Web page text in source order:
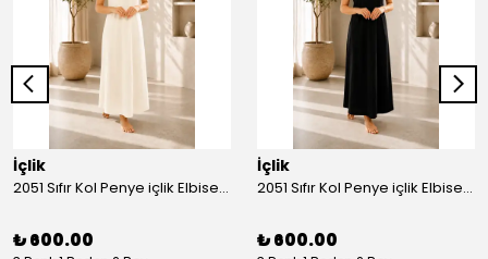
İçlik
2051 Sıfır Kol Penye içlik Elbise - Ekru
₺ 600.00
İçlik
2051 Sıfır Kol Penye içlik Elbise - Siyah
₺ 600.00